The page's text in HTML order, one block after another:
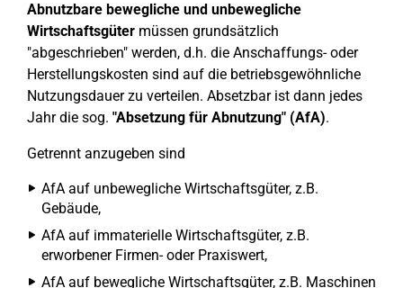
Abnutzbare bewegliche und unbewegliche
Wirtschaftsgüter müssen grundsätzlich
"abgeschrieben" werden, d.h. die Anschaffungs- oder
Herstellungskosten sind auf die betriebsgewöhnliche
Nutzungsdauer zu verteilen. Absetzbar ist dann jedes
Jahr die sog. "Absetzung für Abnutzung" (AfA).
Getrennt anzugeben sind
AfA auf unbewegliche Wirtschaftsgüter, z.B.
Gebäude,
AfA auf immaterielle Wirtschaftsgüter, z.B.
erworbener Firmen- oder Praxiswert,
AfA auf bewegliche Wirtschaftsgüter, z.B. Maschinen